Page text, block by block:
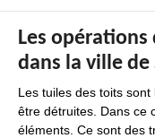
Les
dans la ville de
Les tuiles des toits
être détruites. Dans ce
éléments. Ce sont des